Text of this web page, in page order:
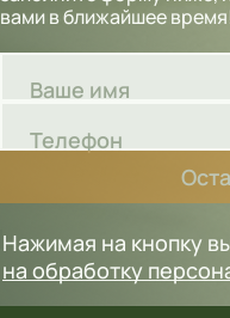
вами в ближайшее
Ваше имя
Телефон
Нажимая на кнопку
на обработку